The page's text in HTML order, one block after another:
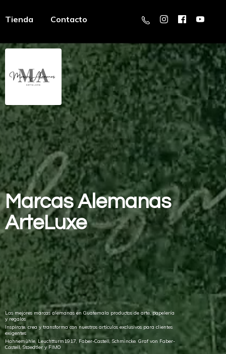
Tienda Contacto
MarcasAlemanas
ArteLuxe
Las mejores marcas alemanas en Guatemala productos de arte, papelería
y regalos
Inspírate, crea y transforma con nuestros artículos exclusivos para clientes
exigentes
Hahnemühle, Leuchtturm1917, Faber-Castell, Schmincke, Graf von Faber-
Castell, Staedtler y FIMO